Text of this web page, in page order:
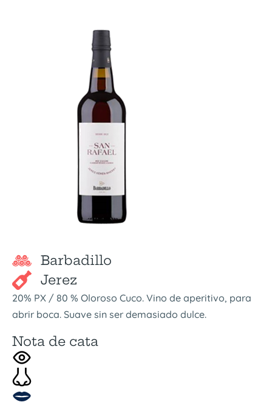
Barbadillo
Jerez
20% PX / 80 % Oloroso Cuco. Vino de aperitivo, para
abrir boca. Suave sin ser demasiado dulce.
Nota de cata